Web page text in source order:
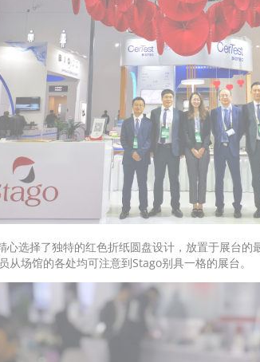
心选择了独特的红色折纸圆盘设计，放置于展台的
从场馆的各处均可注意到Stago别具一格的展台。